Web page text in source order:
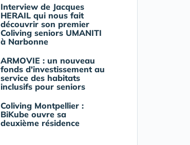
Interview de Jacques
HERAIL qui nous fait
découvrir son premier
Coliving seniors UMANITI
à Narbonne
ARMOVIE : un nouveau
fonds d'investissement au
service des habitats
inclusifs pour seniors
Coliving Montpellier :
BiKube ouvre sa
deuxième résidence